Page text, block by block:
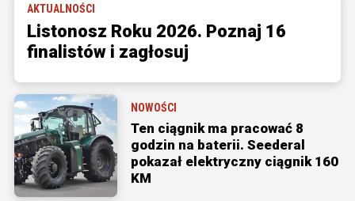
AKTUALNOŚCI
Listonosz Roku 2026. Poznaj 16
finalistów i zagłosuj
NOWOŚCI
Ten ciągnik ma pracować 8
godzin na baterii. Seederal
pokazał elektryczny ciągnik 160
KM